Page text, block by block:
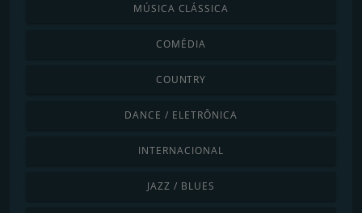
MÚSICA CLÁSSICA
COMÉDIA
COUNTRY
DANCE / ELETRÔNICA
INTERNACIONAL
JAZZ / BLUES